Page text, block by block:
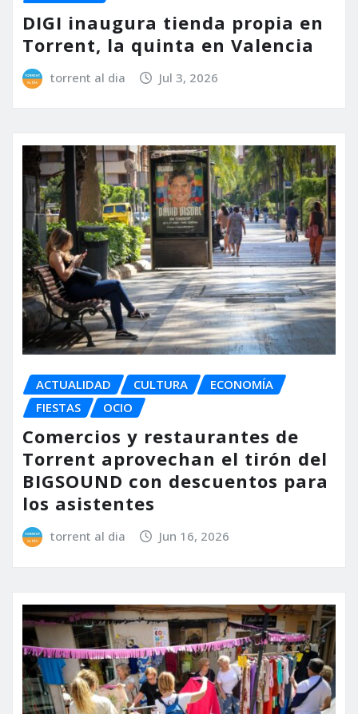
DIGI inaugura tienda propia en
Torrent, la quinta en Valencia
torrent al dia Jul 3, 2026
ACTUALIDAD CULTURA
ECONOMÍA
FIESTAS
OCIO
Comercios y restaurantes de
Torrent aprovechan el tirón del
BIGSOUND con descuentos para
los asistentes
torrent al dia Jun 16, 2026